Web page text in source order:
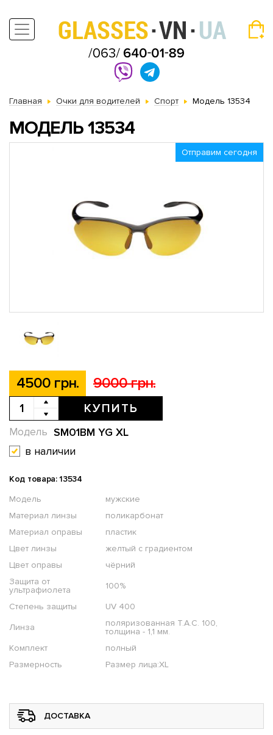
Главная Очки для водителей Спорт Модель 13534
МОДЕЛЬ 13534
Отправим сегодня
4500 грн. 9000 грн.
КУПИТЬ
SM01BM YG XL
Модель
в наличии
Код товара: 13534
Модель
мужские
Материал линзы
поликарбонат
Материал оправы
пластик
Цвет линзы
желтый с градиентом
Цвет оправы
чёрний
Защита от
ультрафиолета
100%
Степень защиты
UV 400
Линза
поляризованная T.A.C. 100,
толщина - 1,1 мм.
Комплект
полный
Размерность
Размер лица:XL
ДОСТАВКА